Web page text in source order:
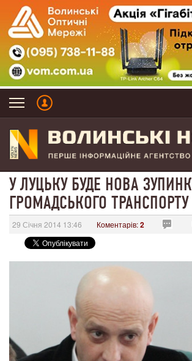
У ЛУЦЬКУ БУДЕ НОВА
ГРОМАДСЬКОГО ТРАНСПОРТУ
29 Січня 2014 13:46 Коментарів:2